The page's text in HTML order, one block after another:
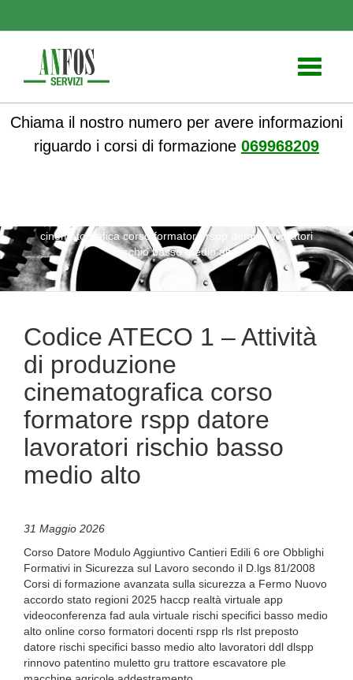
Toggle
Chiama il nostro numero per avere informazioni
riguardo i corsi di formazione 069968209
cinematografica corso formatore rspp datore lavoratori
rischio basso medio alto
Codice ATECO 1 – Attività
di produzione
cinematografica corso
formatore rspp datore
lavoratori rischio basso
medio alto
31 Maggio 2026
Corso Datore Modulo Aggiuntivo Cantieri Edili 6 ore Obblighi
Formativi in Sicurezza sul Lavoro secondo il D.lgs 81/2008
Corsi di formazione avanzata sulla sicurezza a Fermo Nuovo
accordo stato regioni 2025 haccp realtà virtuale app
videoconferenza fad aula virtuale rischi specifici basso medio
alto online corso formatori docenti rspp rls rlst preposto
datore rischi specifici basso medio alto lavoratori ddl dlspp
rinnovo patentino muletto gru trattore escavatore ple